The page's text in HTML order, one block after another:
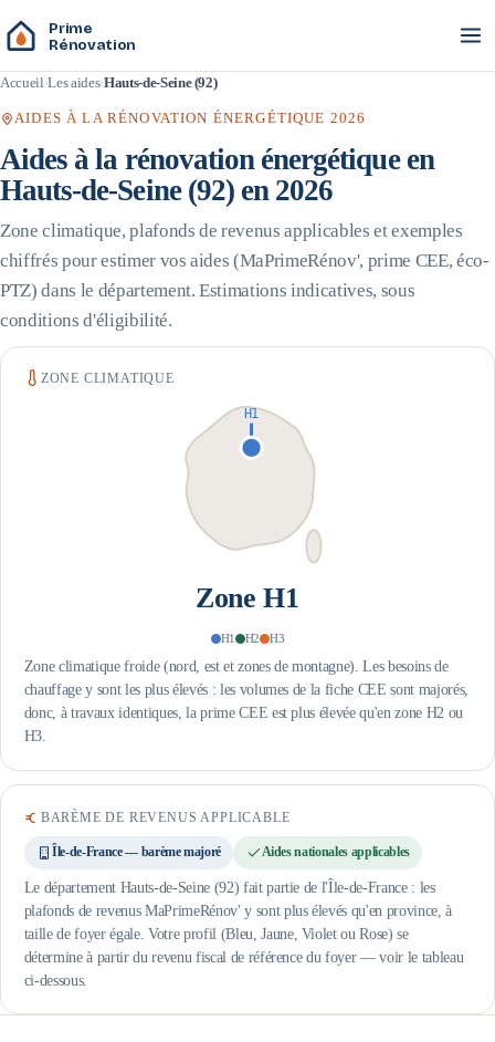
Prime
Rénovation
Accueil Les aides Hauts-de-Seine (92)
AIDES À LA RÉNOVATION ÉNERGÉTIQUE 2026
Aides à la rénovation énergétique en
Hauts-de-Seine(92) en 2026
Zone climatique, plafonds de revenus applicables et exemples
chiffrés pour estimer vos aides (MaPrimeRénov', prime CEE, éco-
PTZ) dans le département. Estimations indicatives, sous
conditions d'éligibilité.
ZONE CLIMATIQUE
H1
ZoneH1
H1 H2 H3
Zone climatique froide (nord, est et zones de montagne). Les besoins de
chauffage y sont les plus élevés : les volumes de la fiche CEE sont majorés,
donc, à travaux identiques, la prime CEE est plus élevée qu'en zone H2 ou
H3.
BARÈME DE REVENUS APPLICABLE
Île-de-France — barème majoré Aides nationales applicables
Le département Hauts-de-Seine (92) fait partie de l'Île-de-France : les
plafonds de revenus MaPrimeRénov' y sont plus élevés qu'en province, à
taille de foyer égale. Votre profil (Bleu, Jaune, Violet ou Rose) se
détermine à partir du revenu fiscal de référence du foyer — voir le tableau
ci-dessous.